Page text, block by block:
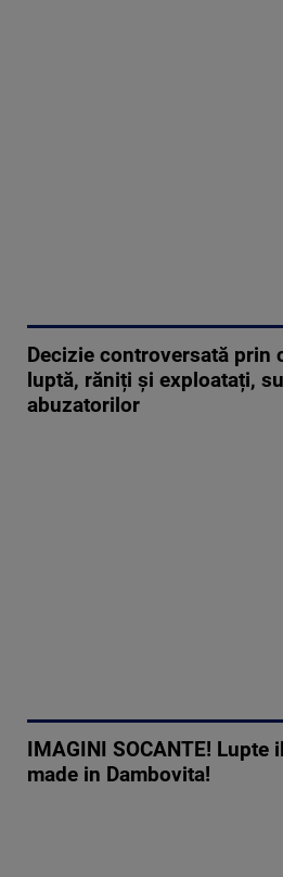
Decizie controversată prin
luptă, răniți și exploatați,
abuzatorilor
IMAGINI SOCANTE!
made in Dambovita!